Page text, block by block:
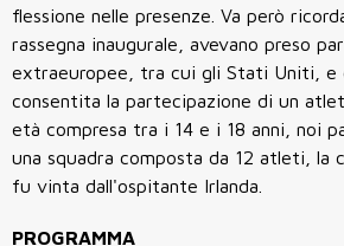
flessione nelle presenze. Va però
rassegna inaugurale, avevano preso
extraeuropee , tra cui gli Stati Uniti ,
consentita la partecipazione di un
età compresa tra i 14 e i 18 anni , noi
una squadra composta da 12 atleti, la
fu vinta dall'ospitante Irlanda.
PROGRAMMA